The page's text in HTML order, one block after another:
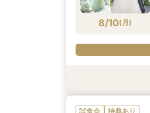
8/10( 月)
試食会 特典あり